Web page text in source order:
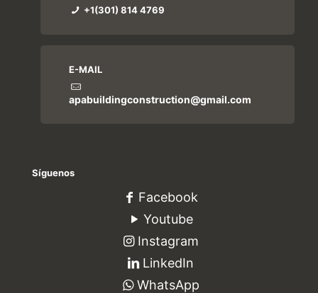
+1(301) 814 4769
E-MAIL
apabuildingconstruction@gmail.com
Síguenos
Facebook
Youtube
Instagram
LinkedIn
WhatsApp